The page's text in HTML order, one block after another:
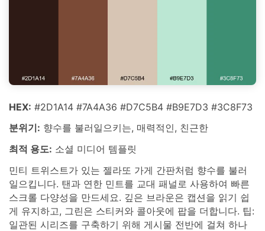
HEX: #2D1A14 #7A4A36 #D7C5B4 #B9E7D3 #3C8F73
분위기: 향수를 불러일으키는, 매력적인, 친근한
최적 용도: 소셜 미디어 템플릿
민티 트위스트가 있는 젤라또 가게 간판처럼 향수를 불러
일으킵니다. 탠과 연한 민트를 교대 패널로 사용하여 빠른
스크롤 다양성을 만드세요. 깊은 브라운은 캡션을 읽기 쉽
게 유지하고, 그린은 스티커와 콜아웃에 팝을 더합니다. 팁:
일관된 시리즈를 구축하기 위해 게시물 전반에 걸쳐 하나